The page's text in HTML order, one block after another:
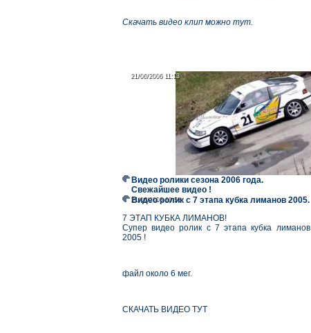
Скачать видео клип можно тут.
21/06/2006 11:13
21/06/2006 11:13
Видео ролики сезона 2006 года.
Свежайшее видео !
21/06/2006 10:58
21/06/2006 10:58
Видео ролик с 7 этапа кубка лиманов 2005.
7 ЭТАП КУБКА ЛИМАНОВ!
Супер видео ролик с 7 этапа кубка лиманов
2005 !
файл около 6 мег.
СКАЧАТЬ ВИДЕО ТУТ